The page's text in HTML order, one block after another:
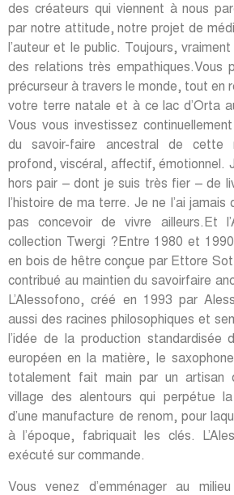
des créateurs qui viennent à nous
par notre attitude, notre projet de
l’auteur et le public. Toujours,
des relations très empathiques.Vous
précurseur à travers le monde, tout en
votre terre natale et à ce lac d’Orta
Vous vous investissez
du savoir-faire ancestral de cette
profond, viscéral, affectif, émotionnel.
hors pair – dont je suis très fier – de
l’histoire de ma terre. Je ne l’ai
pas concevoir de vivre ailleurs.Et
collection Twergi ?Entre 1980 et
en bois de hêtre conçue par Ettore
contribué au maintien du savoirfaire
L’Alessofono, créé en 1993 par
aussi des racines philosophiques et
l’idée de la production standardisée
européen en la matière, le
totalement fait main par un artisan
village des alentours qui perpétue
d’une manufacture de renom, pour
à l’époque, fabriquait les clés.
exécuté sur commande.
Vous venez d’emménager au